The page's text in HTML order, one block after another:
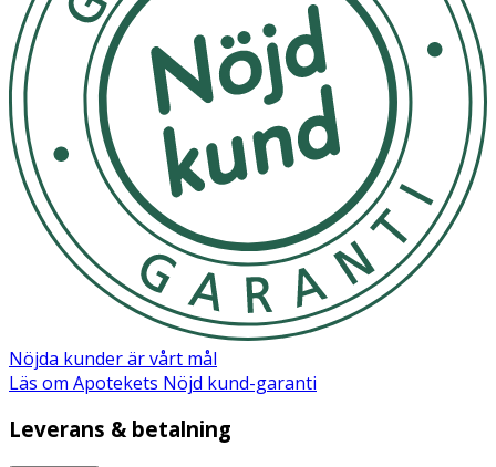
Nöjda kunder är vårt mål
Läs om Apotekets Nöjd kund-garanti
Leverans & betalning